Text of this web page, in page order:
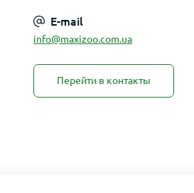
E-mail
info@maxizoo.com.ua
Перейти в контакты